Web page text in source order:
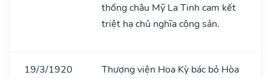
thống châu Mỹ La Tinh cam kết
triệt hạ chủ nghĩa cộng sản.
19/3/1920
Thượng viện Hoa Kỳ bác bỏ Hòa